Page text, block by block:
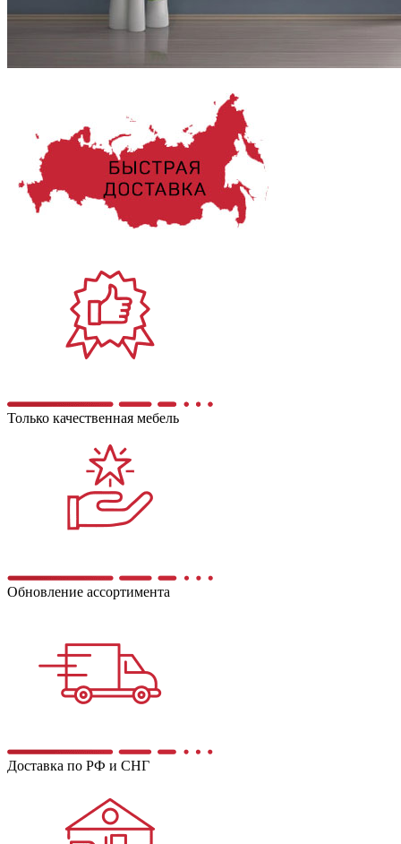
Только качественная мебель
Обновление ассортимента
Доставка по РФ и СНГ